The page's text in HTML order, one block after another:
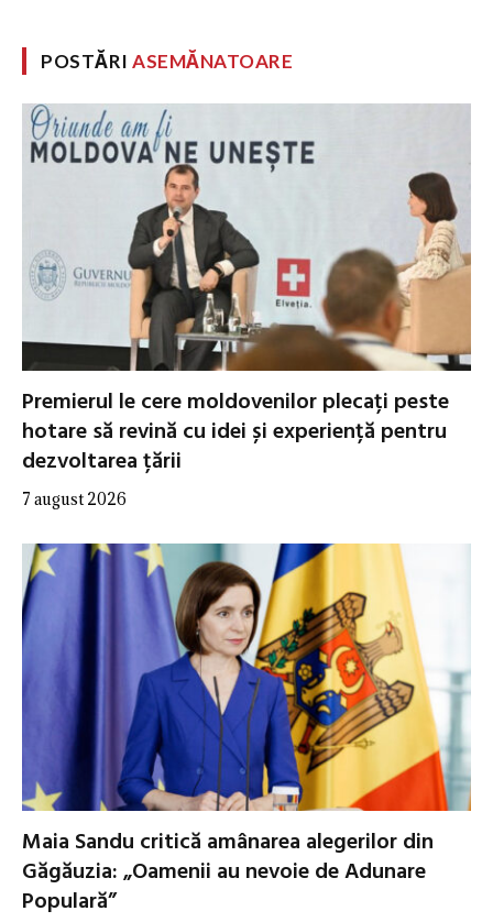
POSTĂRIASEMĂNATOARE
Premierul le cere moldovenilor plecați peste
hotare să revină cu idei și experiență pentru
dezvoltarea țării
7 august 2026
Maia Sandu critică amânarea alegerilor din
Găgăuzia: „Oamenii au nevoie de Adunare
Populară”